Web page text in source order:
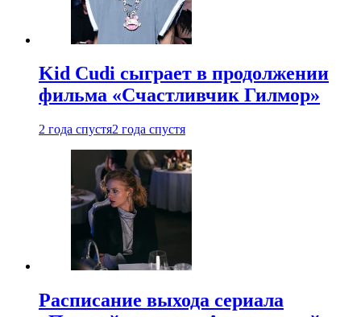
Kid Cudi сыграет в продолжении
фильма «Счастливчик Гилмор»
2 года спустя2 года спустя
Расписание выхода сериала